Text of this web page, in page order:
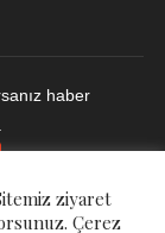
haber
ziyaret
Çerez